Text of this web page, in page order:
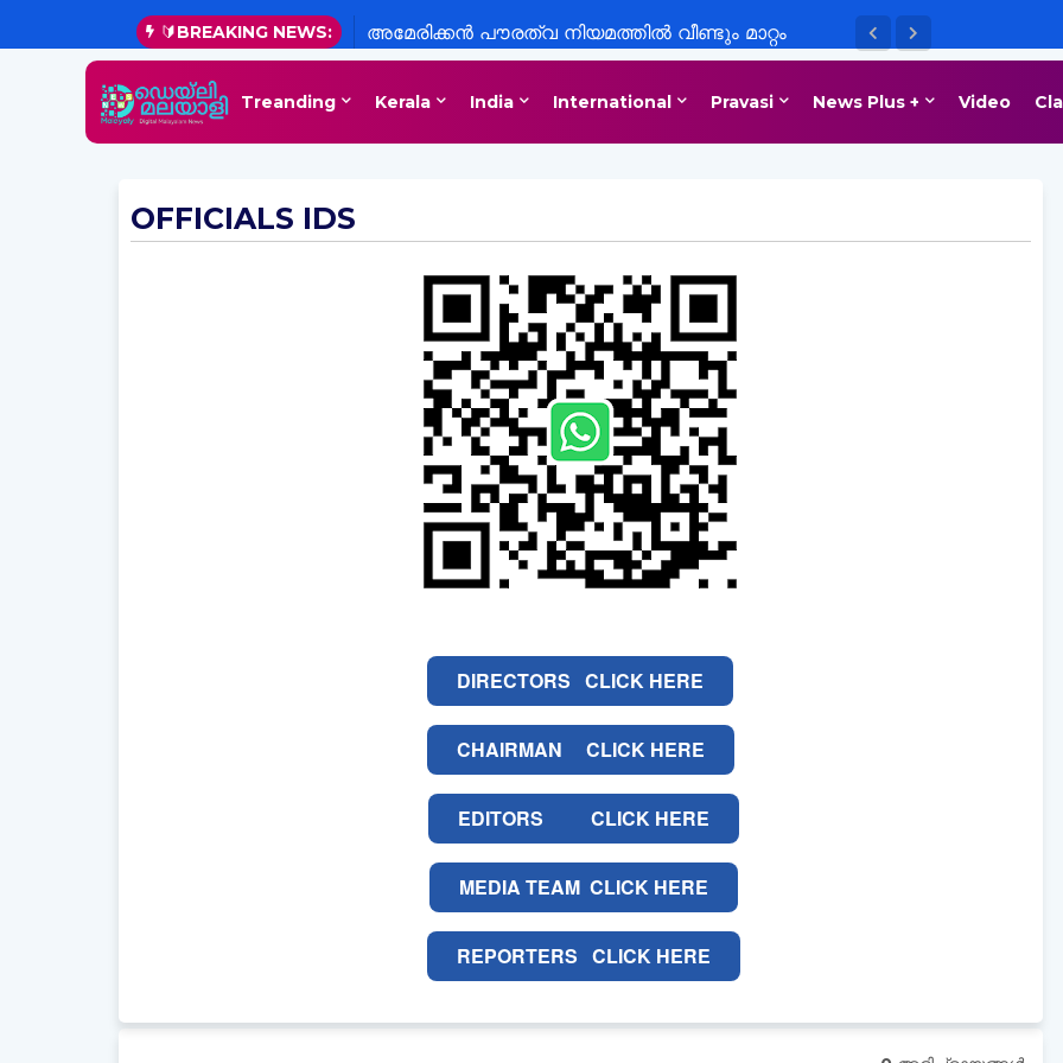
🔰BREAKING NEWS: അമേരിക്കൻ പൗരത്വ നിയമത്തിൽ വീണ്ടും മാറ്റം
Treanding Kerala India International Pravasi News Plus + Video
OFFICIALS IDS
DIRECTORS CLICK HERE
CHAIRMAN CLICK HERE
EDITORS CLICK HERE
MEDIA TEAM CLICK HERE
REPORTERS CLICK HERE
ഡെയ്‌ലി മലയാളി ന്യൂസ്,